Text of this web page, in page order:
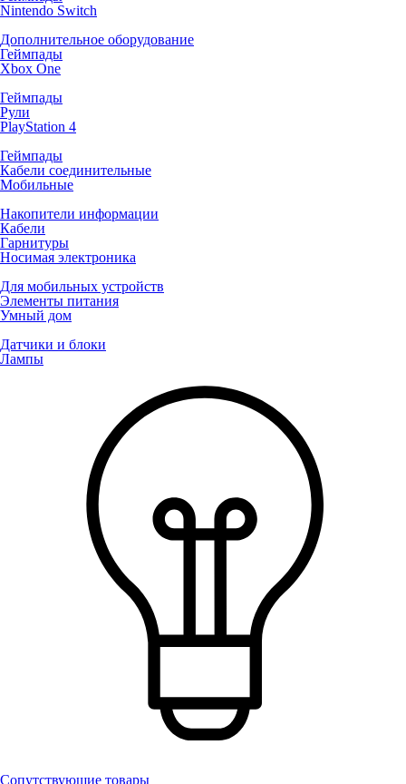
Nintendo Switch
Дополнительное оборудование
Геймпады
Xbox One
Геймпады
Рули
PlayStation 4
Геймпады
Кабели соединительные
Мобильные
Накопители информации
Кабели
Гарнитуры
Носимая электроника
Для мобильных устройств
Элементы питания
Умный дом
Датчики и блоки
Лампы
Сопутствующие товары